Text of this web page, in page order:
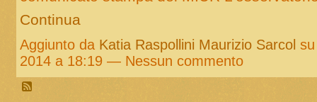
Continua
Aggiunto da Katia Raspollini Maurizio Sarcol
2014 a 18:19 — Nessun commento